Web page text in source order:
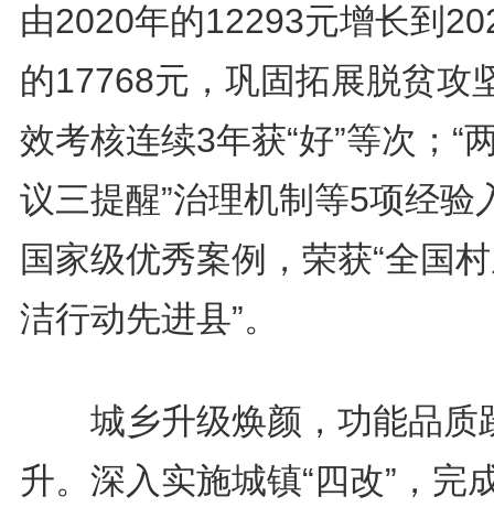
由2020年的12293元增长到
的17768元，巩固拓展脱贫攻
效考核连续3年获“好”等次；“
议三提醒”治理机制等5项经验
国家级优秀案例，荣获“全国
洁行动先进县”。
城乡升级焕颜，功能品质
升。深入实施城镇“四改”，完